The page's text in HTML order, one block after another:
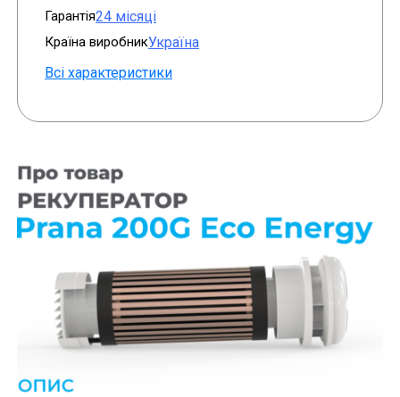
Гарантія24 місяці
Країна виробникУкраїна
Всі характеристики